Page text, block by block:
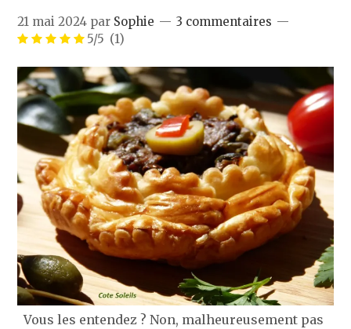
21 mai 2024 par Sophie
3 commentaires
5/5 (1)
Vous les entendez ? Non, malheureusement pas